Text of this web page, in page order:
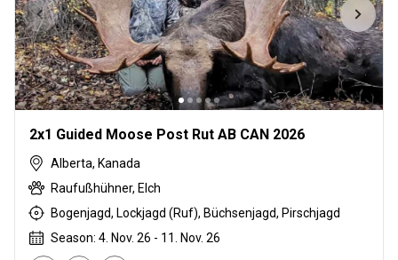
2x1 Guided Moose Post Rut AB CAN 2026
Alberta, Kanada
Raufußhühner, Elch
Bogenjagd, Lockjagd (Ruf), Büchsenjagd, Pirschjagd
Season: 4. Nov. 26 - 11. Nov. 26